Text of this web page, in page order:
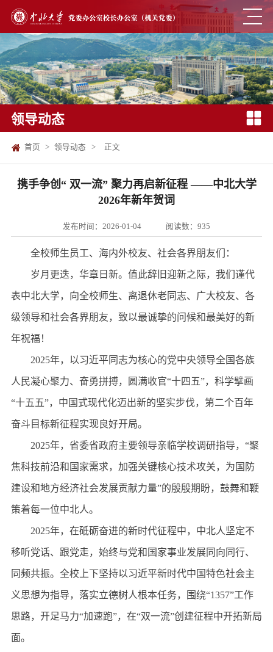
领导动态
首页 > 领导动态 > 正文
携手争创“ 双一流” 聚力再启新征程 ——中北大学
2026年新年贺词
发布时间：2026-01-04 阅读数： 935
全校师生员工、海内外校友、社会各界朋友们：
岁月更迭，华章日新。值此辞旧迎新之际，我们谨代
表中北大学，向全校师生、离退休老同志、广大校友、各
级领导和社会各界朋友，致以最诚挚的问候和最美好的新
年祝福！
2025年，以习近平同志为核心的党中央领导全国各族
人民凝心聚力、奋勇拼搏，圆满收官“十四五”，科学擘画
“十五五”，中国式现代化迈出新的坚实步伐，第二个百年
奋斗目标新征程实现良好开局。
2025年，省委省政府主要领导亲临学校调研指导，“聚
焦科技前沿和国家需求，加强关键核心技术攻关，为国防
建设和地方经济社会发展贡献力量”的殷殷期盼，鼓舞和鞭
策着每一位中北人。
2025年，在砥砺奋进的新时代征程中，中北人坚定不
移听党话、跟党走，始终与党和国家事业发展同向同行、
同频共振。全校上下坚持以习近平新时代中国特色社会主
义思想为指导，落实立德树人根本任务，围绕“1357”工作
思路，开足马力“加速跑”，在“双一流”创建征程中开拓新局
面。